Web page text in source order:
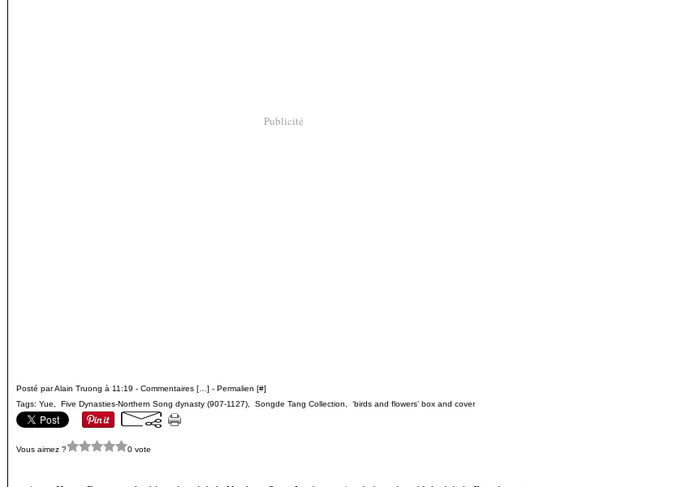
Publicité
Posté par Alain Truong à 11:19 - Commentaires [ ] - Permalien [#]
Tags: Yue Five Dynasties-Northern Song dynasty (907-1127) Songde Tang Collection ‘birds and flowers’ box and cover
Vous aimez ? 0 vote